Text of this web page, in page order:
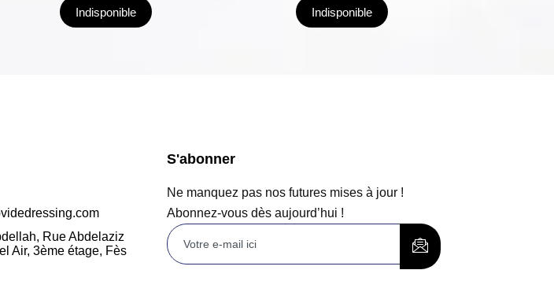
Indisponible Indisponible
Rue Abdelaziz
Air, 3ème étage, Fès
S'abonner
Ne manquez pas nos futures mises à jour !
Abonnez-vous dès aujourd’hui !